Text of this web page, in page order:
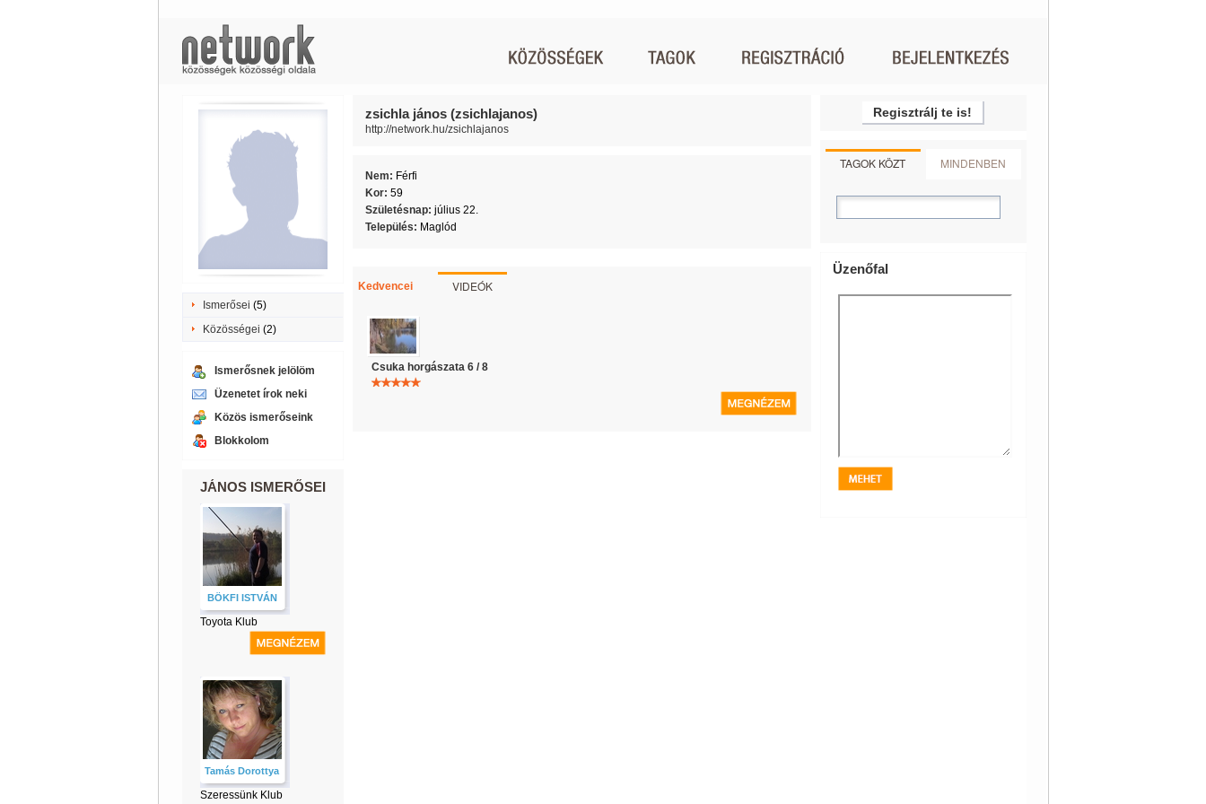
Ismerősei (5)
Közösségei (2)
Ismerősnek jelölöm
Üzenetet írok neki
Közös ismerőseink
Blokkolom
JÁNOS ISMERŐSEI
BÖKFI ISTVÁN
Toyota Klub
Tamás Dorottya
Szeressünk Klub
zsichla jános (zsichlajanos)
http://network.hu/zsichlajanos
Nem: Férfi
Kor: 59
Születésnap: július 22.
Település: Maglód
Kedvencei VIDEÓK
Csuka horgászata 6 / 8
Regisztrálj te is!
TAGOK KÖZT MINDENBEN
Üzenőfal